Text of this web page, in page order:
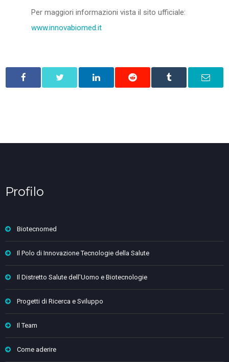
Per maggiori informazioni vista il sito ufficiale:
www.innovabiomed.it
Profilo
Biotecnomed
Il Polo di Innovazione Tecnologie della Salute
Il Distretto Salute dell’Uomo e Biotecnologie
Progetti di Ricerca e Sviluppo
Il Team
Come aderire